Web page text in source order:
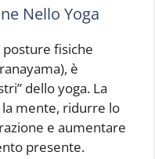
Nello Yoga
fisiche
è
dello yoga. La
mente, ridurre lo
e aumentare
presente.